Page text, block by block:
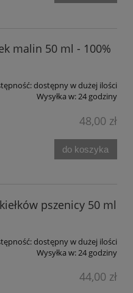
malin 50 ml - 100%
dostępny w dużej ilości
Wysyłka w:24 godziny
48,00 zł
do koszyka
pszenicy 50 ml
dostępny w dużej ilości
Wysyłka w:24 godziny
44,00 zł